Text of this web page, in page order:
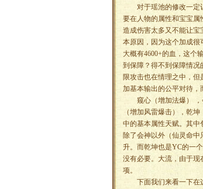
对于瑶池的修改一定让
要在人物的属性和宝宝属
造成伤害太多又不能让宝
本原因，因为这个加成很
大概有4600+的血，这个
到保障？得不到保障情况
限攻击也在情理之中，
加基本输出的公平对待，
窥心（增加法爆） ，
（增加风雷爆击），乾
中的基本属性天赋。其中
除了会神以外（仙灵命
升。而乾坤也是YC的一
没有必要。大流，由于现
项。
下面我们来看一下在这